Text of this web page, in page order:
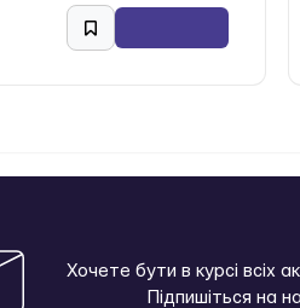
Хочете бути в курсі всіх
Підпишіться на